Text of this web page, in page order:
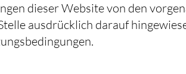
dieser Website von den
ausdrücklich darauf